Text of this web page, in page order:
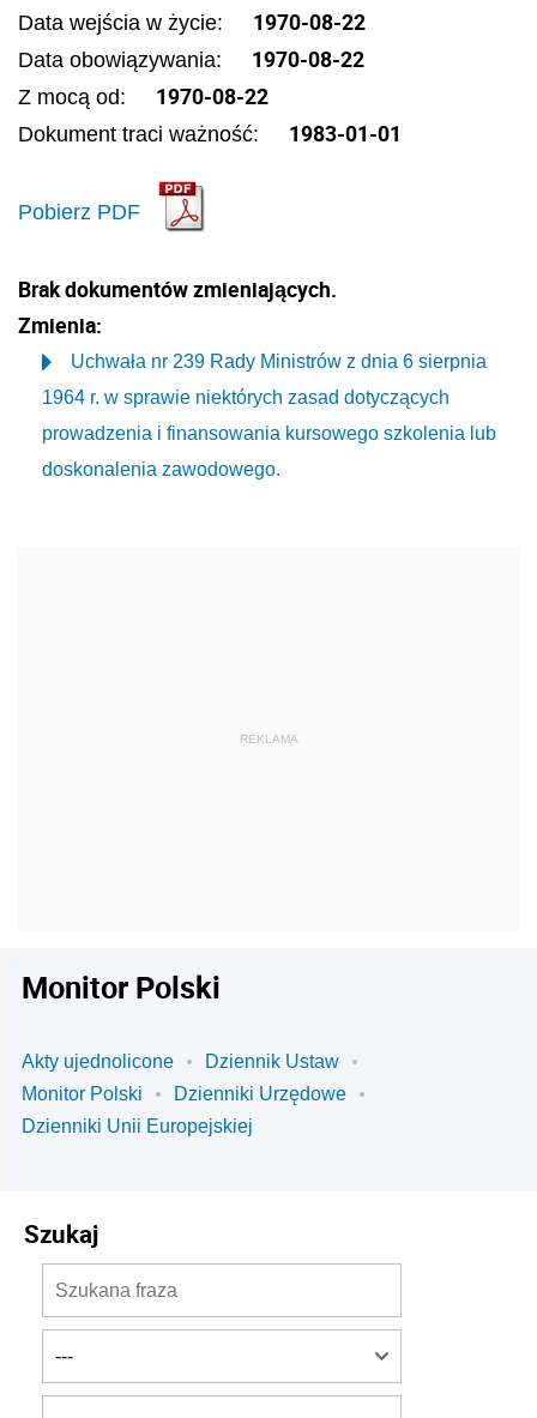
Data wejścia w życie: 1970-08-22
Data obowiązywania: 1970-08-22
Z mocą od: 1970-08-22
Dokument traci ważność: 1983-01-01
Pobierz PDF
Brak dokumentów zmieniających.
Zmienia:
Uchwała nr 239 Rady Ministrów z dnia 6 sierpnia
1964 r. w sprawie niektórych zasad dotyczących
prowadzenia i finansowania kursowego szkolenia lub
doskonalenia zawodowego.
Monitor Polski
Akty ujednolicone
Dziennik Ustaw
Monitor Polski
Dzienniki Urzędowe
Dzienniki Unii Europejskiej
Szukaj